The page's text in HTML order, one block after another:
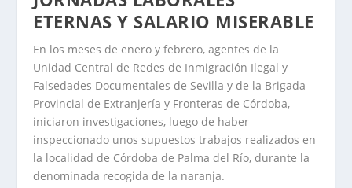
ETERNAS Y SALARIO MISERABLE
En los meses de enero y febrero, agentes de la
Unidad Central de Redes de Inmigración Ilegal y
Falsedades Documentales de Sevilla y de la Brigada
Provincial de Extranjería y Fronteras de Córdoba,
iniciaron investigaciones, luego de haber
inspeccionado unos supuestos trabajos realizados en
la localidad de Córdoba de Palma del Río, durante la
denominada recogida de la naranja.